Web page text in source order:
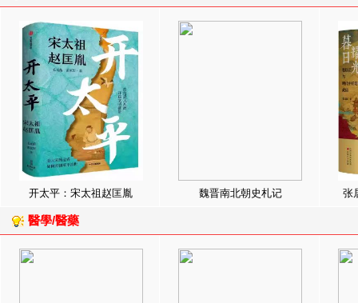
开太平：宋太祖赵匡胤 魏晋南北朝史札记 张
醫學/醫藥